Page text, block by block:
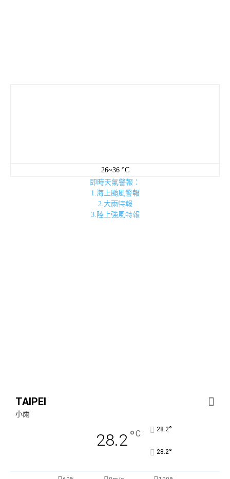
26~36 °C
即時天氣警報：
1.海上颱風警報
2.大雨特報
3.陸上強風特報
TAIPEI
小雨
28.2°C 28.2°
28.2°